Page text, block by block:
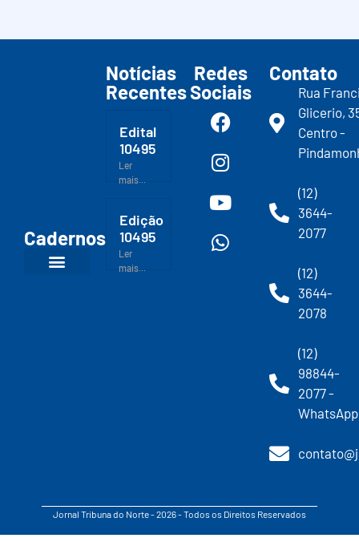
Cadernos
Notícias
Recentes
Edital
10495
Ler
mais...
Edição
10495
Ler
mais...
Redes
Sociais
Contato
Rua
Glicerio,
Centro -
(12)
3644-
2077
(12)
3644-
2078
(12)
98844-
2077 -
WhatsApp
Jornal Tribuna do Norte - 2026 - Todos os Direitos Reservados